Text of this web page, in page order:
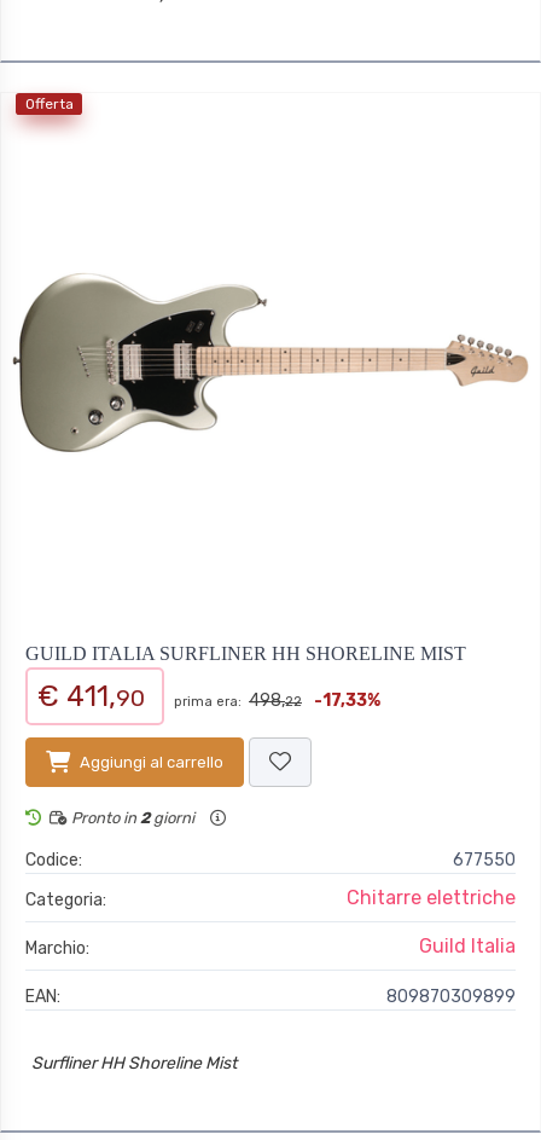
Offerta
GUILD ITALIA SURFLINER HH SHORELINE MIST
€ 411,90 prima era: 498,22 -17,33%
Aggiungi al carrello
Pronto in 2giorni
Codice:
677550
Categoria:
Chitarre elettriche
Marchio: Guild Italia
EAN: 809870309899
Surfliner HH Shoreline Mist